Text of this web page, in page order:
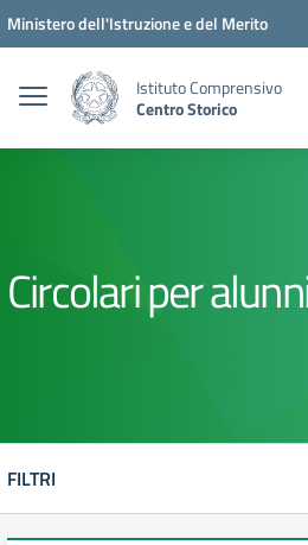
Vai ai contenuti
Vai al menu di navigazione
Vai al footer
Ministero dell'Istruzione e del Merito
Istituto Comprensivo
Centro Storico
Circolari per
FILTRI